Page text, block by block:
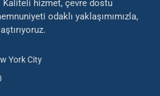
hizmet, çevre dostu
odaklı yaklaşımımızla,
York City